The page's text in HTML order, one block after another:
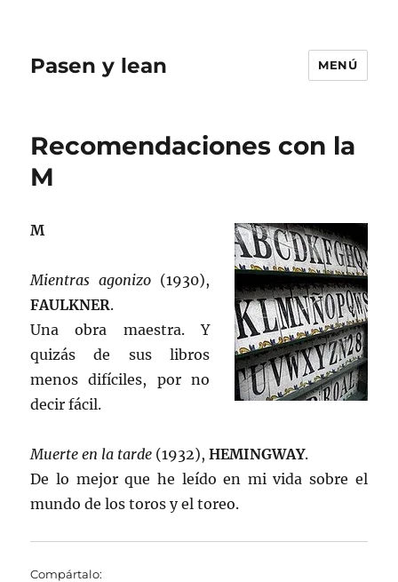
Pasen y lean MENÚ
Recomendaciones con la
M
M
Mientras agonizo (1930),
FAULKNER.
Una obra maestra. Y
quizás de sus libros
menos difíciles, por no
decir fácil.
Muerte en la tarde (1932),HEMINGWAY.
De lo mejor que he leído en mi vida sobre el
mundo de los toros y el toreo.
Compártalo: